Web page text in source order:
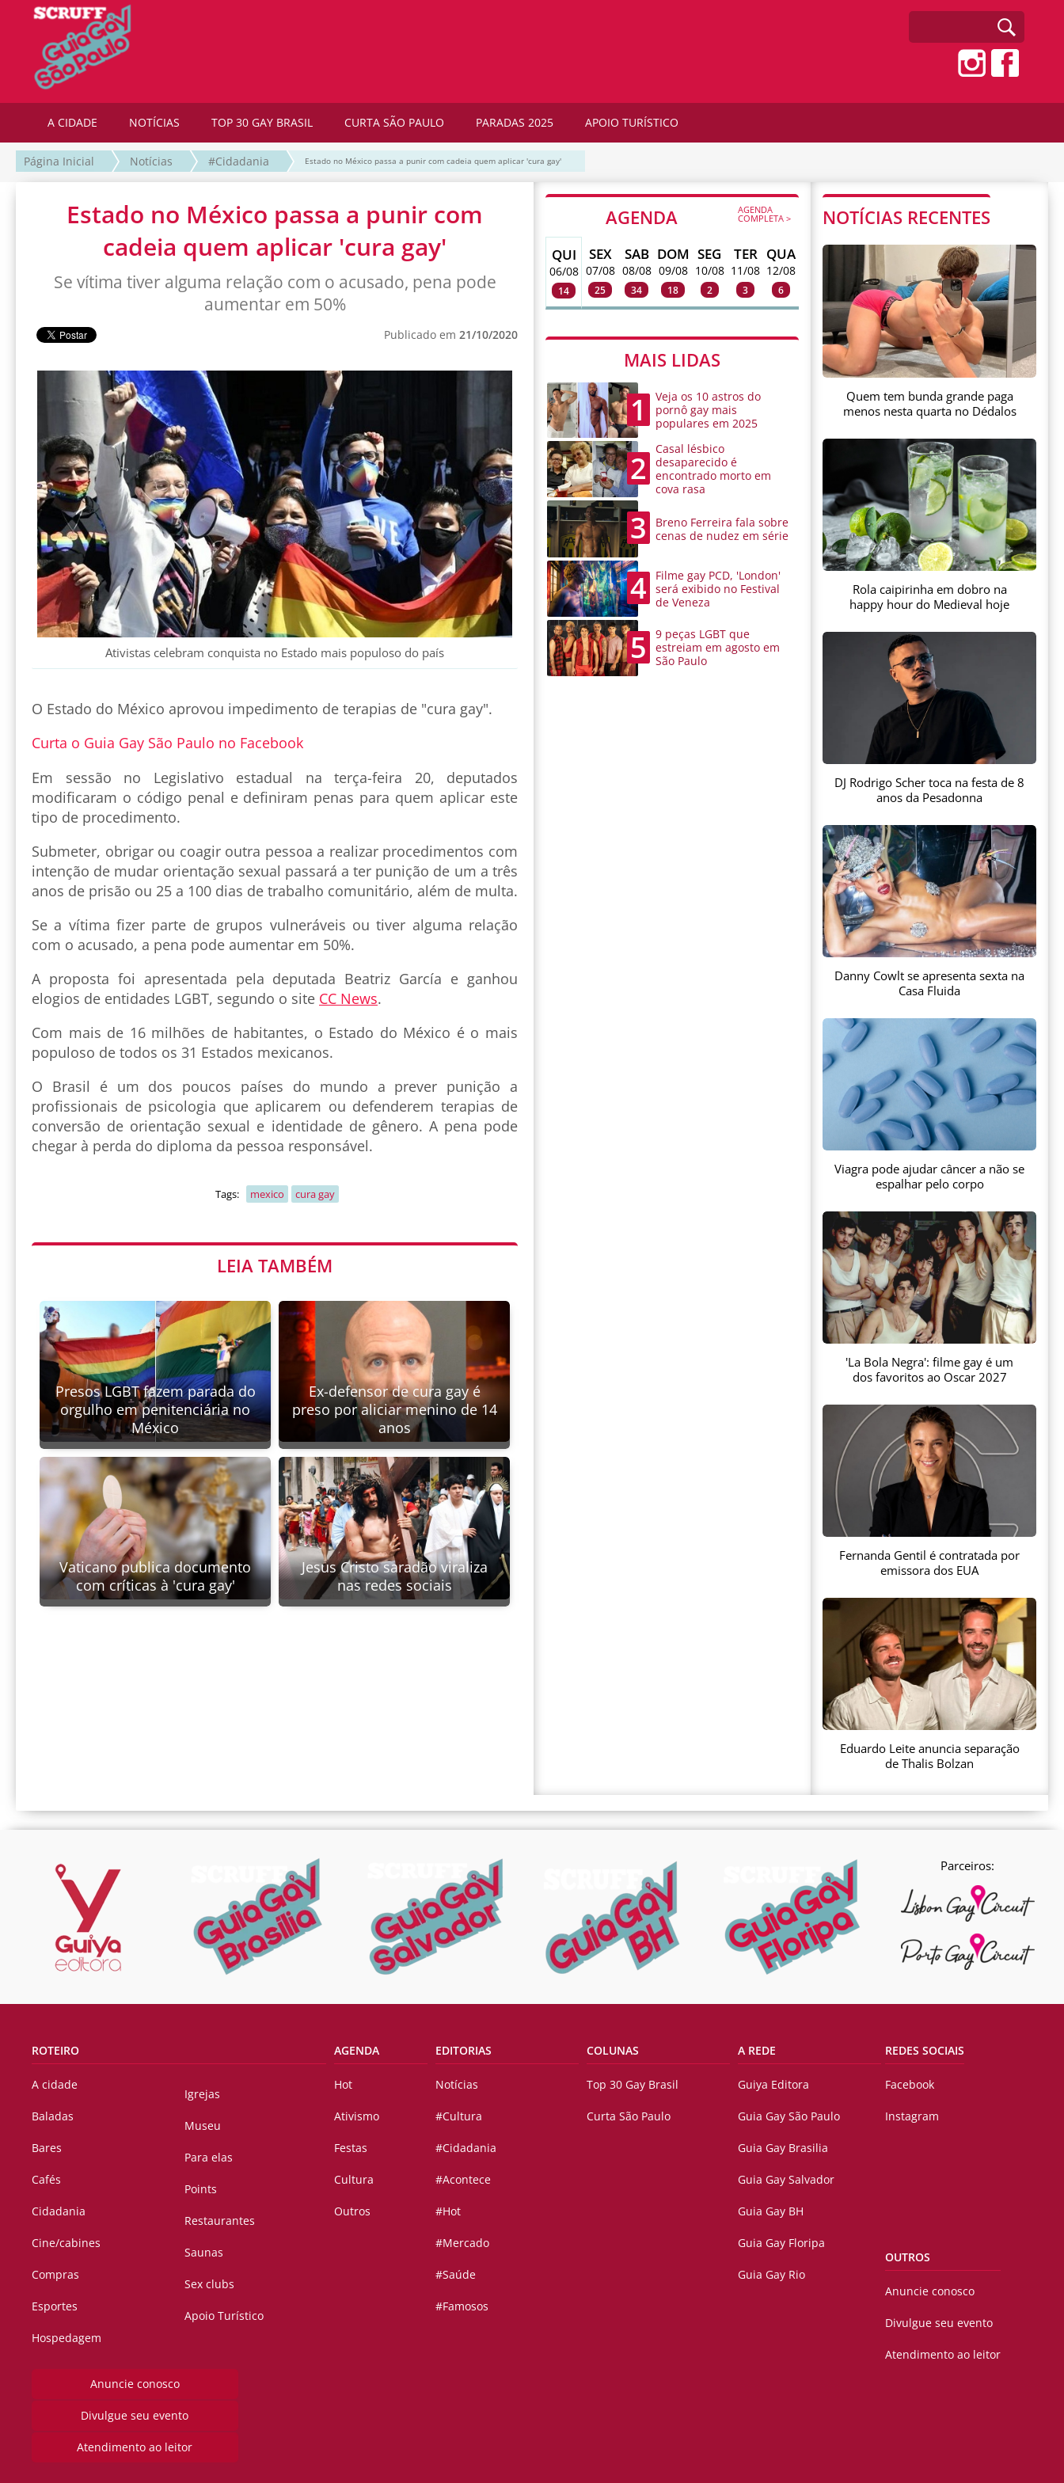
A CIDADE NOTÍCIAS TOP 30 GAY BRASIL CURTA SÃO PAULO PARADAS 2025 APOIO TURÍSTICO
Página Inicial Notícias #Cidadania Estado no México passa a punir com cadeia quem aplicar 'cura gay'
Estado no México passa a punir com
cadeia quem aplicar 'cura gay'
Se vítima tiver alguma relação com o acusado, pena pode
aumentar em 50%
Publicado em 21/10/2020
Ativistas celebram conquista no Estado mais populoso do país
O Estado do México aprovou impedimento de terapias de "cura gay".
Curta o Guia Gay São Paulo no Facebook
Em sessão no Legislativo estadual na terça-feira 20, deputados
modificaram o código penal e definiram penas para quem aplicar este
tipo de procedimento.
Submeter, obrigar ou coagir outra pessoa a realizar procedimentos com
intenção de mudar orientação sexual passará a ter punição de um a três
anos de prisão ou 25 a 100 dias de trabalho comunitário, além de multa.
Se a vítima fizer parte de grupos vulneráveis ou tiver alguma relação
com o acusado, a pena pode aumentar em 50%.
A proposta foi apresentada pela deputada Beatriz García e ganhou
elogios de entidades LGBT, segundo o site CC News.
Com mais de 16 milhões de habitantes, o Estado do México é o mais
populoso de todos os 31 Estados mexicanos.
O Brasil é um dos poucos países do mundo a prever punição a
profissionais de psicologia que aplicarem ou defenderem terapias de
conversão de orientação sexual e identidade de gênero. A pena pode
chegar à perda do diploma da pessoa responsável.
Tags: mexico cura gay
LEIA TAMBÉM
Presos LGBT fazem parada do
orgulho em penitenciária no
México
Ex-defensor de cura gay é
preso por aliciar menino de 14
anos
Vaticano publica documento
com críticas à 'cura gay'
Jesus Cristo saradão viraliza
nas redes sociais
AGENDA AGENDA
COMPLETA >
QUI
06/08
14
SEX
07/08
25
SAB
08/08
34
DOM
09/08
18
SEG
10/08
2
TER
11/08
3
QUA
12/08
6
MAIS LIDAS
1
Veja os 10 astros do
pornô gay mais
populares em 2025
2
Casal lésbico
desaparecido é
encontrado morto em
cova rasa
3
Breno Ferreira fala sobre
cenas de nudez em série
4
Filme gay PCD, 'London'
será exibido no Festival
de Veneza
5
9 peças LGBT que
estreiam em agosto em
São Paulo
NOTÍCIAS RECENTES
Quem tem bunda grande paga
menos nesta quarta no Dédalos
Rola caipirinha em dobro na
happy hour do Medieval hoje
DJ Rodrigo Scher toca na festa de 8
anos da Pesadonna
Danny Cowlt se apresenta sexta na
Casa Fluida
Viagra pode ajudar câncer a não se
espalhar pelo corpo
'La Bola Negra': filme gay é um
dos favoritos ao Oscar 2027
Fernanda Gentil é contratada por
emissora dos EUA
Eduardo Leite anuncia separação
de Thalis Bolzan
Parceiros:
ROTEIRO
A cidade
Baladas
Bares
Cafés
Cidadania
Cine/cabines
Compras
Esportes
Hospedagem
Igrejas
Museu
Para elas
Points
Restaurantes
Saunas
Sex clubs
Apoio Turístico
Anuncie conosco
Divulgue seu evento
Atendimento ao leitor
AGENDA
Hot
Ativismo
Festas
Cultura
Outros
EDITORIAS
Notícias
#Cultura
#Cidadania
#Acontece
#Hot
#Mercado
#Saúde
#Famosos
COLUNAS
Top 30 Gay Brasil
Curta São Paulo
A REDE
Guiya Editora
Guia Gay São Paulo
Guia Gay Brasilia
Guia Gay Salvador
Guia Gay BH
Guia Gay Floripa
Guia Gay Rio
REDES SOCIAIS
Facebook
Instagram
OUTROS
Anuncie conosco
Divulgue seu evento
Atendimento ao leitor